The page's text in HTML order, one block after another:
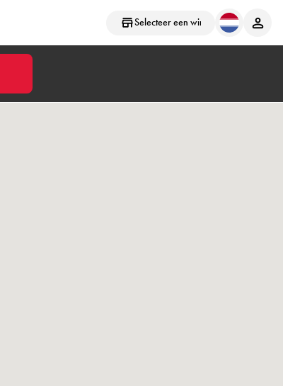
Selecteer een winkel